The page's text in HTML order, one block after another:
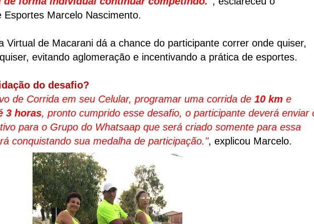
Esportes Marcelo Nascimento.
Virtual de Macarani dá a chance do participante correr onde quiser,
evitando aglomeração e incentivando a prática de esportes.
do desafio?
de Corrida em seu Celular, programar uma corrida de 10 km e
3 horas, pronto cumprido esse desafio, o participante deverá enviar
para o Grupo do Whatsaap que será criado somente para essa
conquistando sua medalha de participação.", explicou Marcelo.